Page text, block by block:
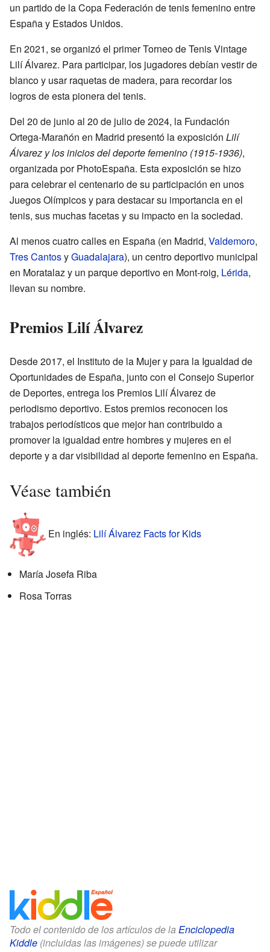
un partido de la Copa Federación de tenis femenino entre
España y Estados Unidos.
En 2021, se organizó el primer Torneo de Tenis Vintage
Lilí Álvarez. Para participar, los jugadores debían vestir de
blanco y usar raquetas de madera, para recordar los
logros de esta pionera del tenis.
Del 20 de junio al 20 de julio de 2024, la Fundación
Ortega-Marañón en Madrid presentó la exposición Lilí
Álvarez y los inicios del deporte femenino (1915-1936),
organizada por PhotoEspaña. Esta exposición se hizo
para celebrar el centenario de su participación en unos
Juegos Olímpicos y para destacar su importancia en el
tenis, sus muchas facetas y su impacto en la sociedad.
Al menos cuatro calles en España (en Madrid, Valdemoro,
Tres CantosyGuadalajara), un centro deportivo municipal
en Moratalaz y un parque deportivo en Mont-roig, Lérida,
llevan su nombre.
Premios Lilí Álvarez
Desde 2017, el Instituto de la Mujer y para la Igualdad de
Oportunidades de España, junto con el Consejo Superior
de Deportes, entrega los Premios Lilí Álvarez de
periodismo deportivo. Estos premios reconocen los
trabajos periodísticos que mejor han contribuido a
promover la igualdad entre hombres y mujeres en el
deporte y a dar visibilidad al deporte femenino en España.
Véase también
En inglés: Lilí Álvarez Facts for Kids
María Josefa Riba
Rosa Torras
Todo el contenido de los artículos de la Enciclopedia
Kiddle (incluidas las imágenes) se puede utilizar